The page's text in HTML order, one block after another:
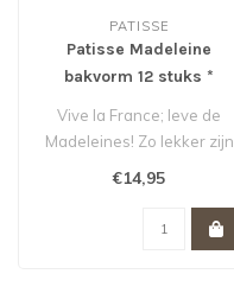
PATISSE
Patisse Madeleine
bakvorm 12 stuks *
Vive la France; leve de
Madeleines! Zo lekker zijn
deze schelpvormige
€14,95